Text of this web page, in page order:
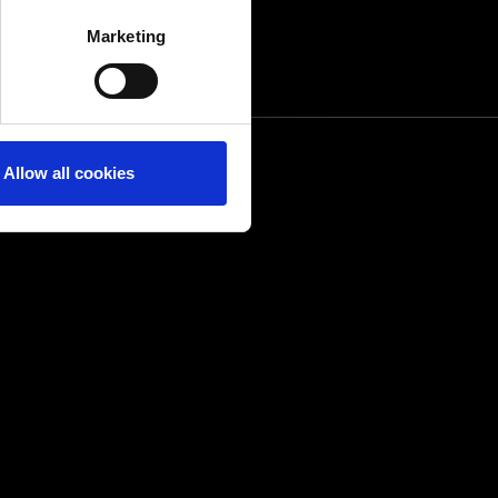
meters
Marketing
Allow all cookies